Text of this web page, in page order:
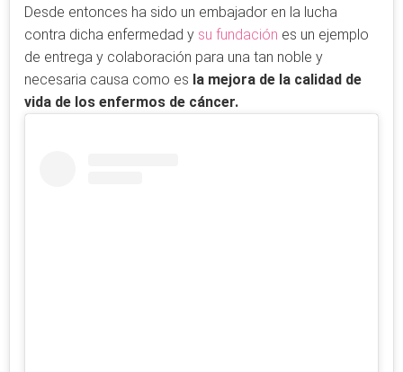
Desde entonces ha sido un embajador en la lucha
contra dicha enfermedad y su fundación es un ejemplo
de entrega y colaboración para una tan noble y
necesaria causa como es la mejora de la calidad de
vida de los enfermos de cáncer.